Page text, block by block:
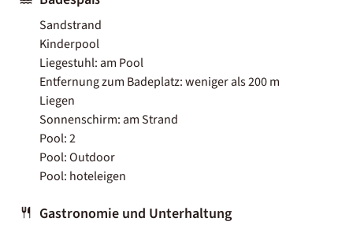
Sandstrand
Kinderpool
Liegestuhl: am Pool
Entfernung zum Badeplatz: weniger als 200 m
Liegen
Sonnenschirm: am Strand
Pool: 2
Pool: Outdoor
Pool: hoteleigen
Gastronomie und Unterhaltung